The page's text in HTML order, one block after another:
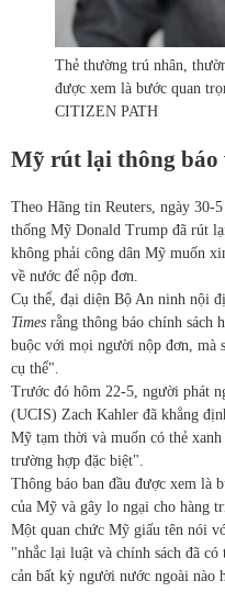
Thẻ thường trú nhân,
được xem là bước quan
CITIZEN PATH
Mỹ rút lại thông báo
Theo Hãng tin Reuters, ngày
thống Mỹ Donald Trump đã rút
không phải công dân Mỹ muốn
về nước để nộp đơn.
Cụ thể, đại diện Bộ An ninh nội
Times rằng thông báo chính sách
buộc với mọi người nộp đơn, mà
cụ thể".
Trước đó hôm 22-5, người phát
(UCIS) Zach Kahler đã khẳng
Mỹ tạm thời và muốn có thẻ
trường hợp đặc biệt".
Thông báo ban đầu được xem là
của Mỹ và gây lo ngại cho hàng
Một quan chức Mỹ giấu tên nói
"nhắc lại luật và chính sách đã
cản bất kỳ người nước ngoài nào